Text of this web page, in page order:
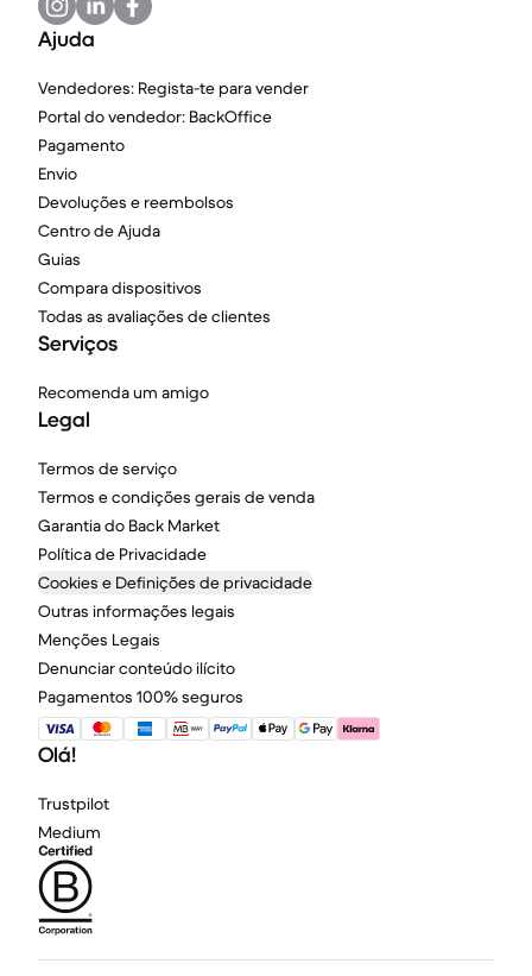
Ajuda
Vendedores: Regista-te para vender
Portal do vendedor: BackOffice
Pagamento
Envio
Devoluções e reembolsos
Centro de Ajuda
Guias
Compara dispositivos
Todas as avaliações de clientes
Serviços
Recomenda um amigo
Legal
Termos de serviço
Termos e condições gerais de venda
Garantia do Back Market
Política de Privacidade
Cookies e Definições de privacidade
Outras informações legais
Menções Legais
Denunciar conteúdo ilícito
Pagamentos 100% seguros
Olá!
Trustpilot
Medium